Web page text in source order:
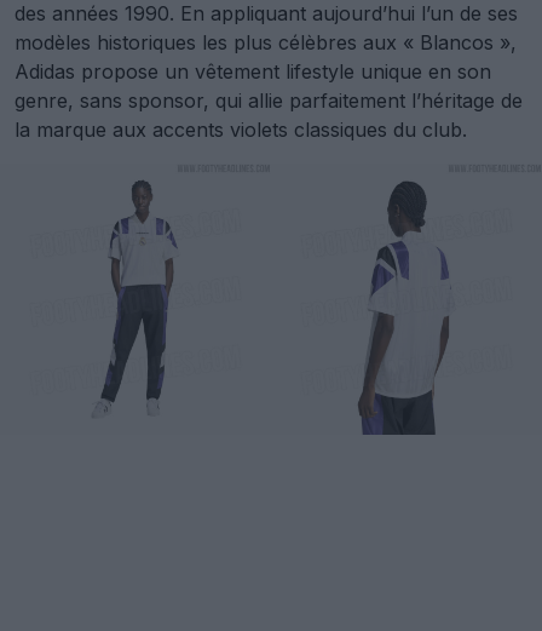
des années 1990. En appliquant aujourd’hui l’un de ses
modèles historiques les plus célèbres aux « Blancos »,
Adidas propose un vêtement lifestyle unique en son
genre, sans sponsor, qui allie parfaitement l’héritage de
la marque aux accents violets classiques du club.